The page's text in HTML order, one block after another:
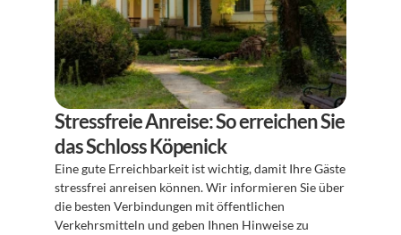
Stressfreie Anreise: So erreichen Sie
das Schloss Köpenick
Eine gute Erreichbarkeit ist wichtig, damit Ihre Gäste
stressfrei anreisen können. Wir informieren Sie über
die besten Verbindungen mit öffentlichen
Verkehrsmitteln und geben Ihnen Hinweise zu